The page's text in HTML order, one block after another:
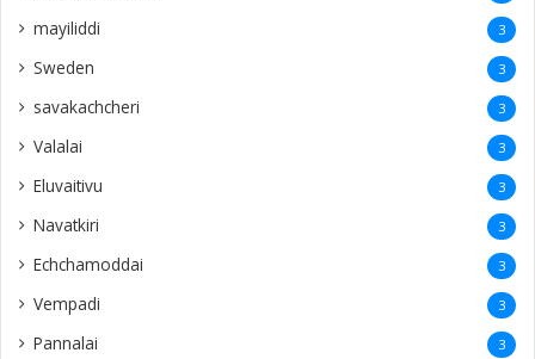
Pachchilapalli 3
Ramanathapuram 3
Kamparmalai 3
Ananthapuram 3
‎Potpathy 3
Vaṟuttalaiviḷāṉ 3
Finland 2
31st rememberence 2
Echchamodai 2